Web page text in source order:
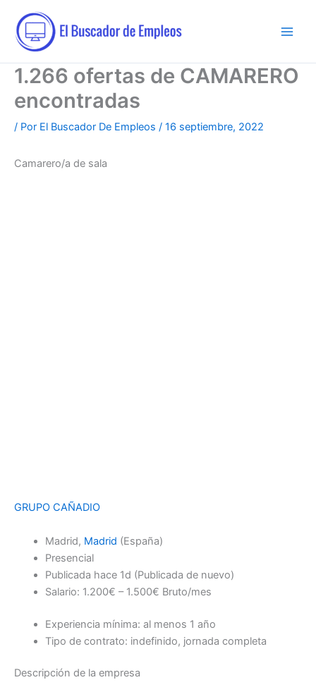
contenido
1.266 ofertas de CAMARERO
encontradas
/ Por El Buscador De Empleos / 16 septiembre, 2022
Camarero/a de sala
GRUPO CAÑADIO
Madrid, Madrid (España)
Presencial
Publicada hace 1d (Publicada de nuevo)
Salario: 1.200€ – 1.500€ Bruto/mes
Experiencia mínima: al menos 1 año
Tipo de contrato: indefinido, jornada completa
Descripción de la empresa